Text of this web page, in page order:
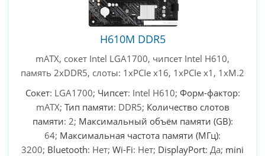
H610M DDR5
mATX, сокет Intel LGA1700, чипсет Intel H610,
память 2xDDR5, слоты: 1xPCIe x16, 1xPCIe x1, 1xM.2
Сокет: LGA1700; Чипсет: Intel H610; Форм-фактор:
mATX; Тип памяти: DDR5; Количество слотов
памяти: 2; Максимальный объём памяти (GB):
64; Максимальная частота памяти (МГц):
3200; Bluetooth: Нет; Wi-Fi: Нет; DisplayPort: Да; mini